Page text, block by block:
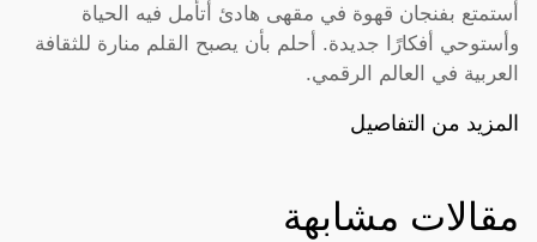
أستمتع بفنجان قهوة في مقهى هادئ أتأمل فيه الحياة
وأستوحي أفكارًا جديدة. أحلم بأن يصبح القلم منارة للثقافة
العربية في العالم الرقمي.
المزيد من التفاصيل
مقالات مشابهة